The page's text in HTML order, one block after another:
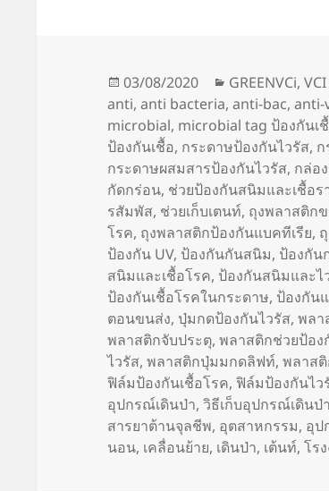
Posted
on
03/08/2020 Categories
GREENVCi,
anti,anti bacteria,anti-bac,anti-
microbial, microbial tag ป้องกันเ
ป้องกันเชื้อ, กระดาษป้องกันไวรัส,
กระดาษผสมสารป้องกันไวรัส, กล่อ
กัดกร่อน, ช่วยป้องกันสนิมและเชื้อร
รสัมพัส, ช่วยเก็บเตนท์, ถุงพลาสติก
โรค, ถุงพลาสติกป้องกันแบคทีเรีย,
ป้องกัน UV, ป้องกันกันสนิม, ป้องกัน
สนิมและเชื้อโรค, ป้องกันสนิมและไ
ป้องกันเชื้อโรคในกระดาษ, ป้องกัน
ตอนขนส่ง, ปุ่มกดป้องกันไวรัส,พลา
พลาสติกจับประตุ,พลาสติกช่วยป้อง
ไวรัส,พลาสติกปุ่มมกดลิฟท์,พลาส
ฟิล์มป้องกันเชื้อโรค,ฟิล์มป้องกันไว
อุปกรณ์เดินป่า,วิธีเก็บอุปกรณ์เดินป่า
สารยาต้านจุลชีพ, อุตสาหกรรม, อุ
นอน, เคลื่อนย้าย, เดินป่า, เต้นท์,โร